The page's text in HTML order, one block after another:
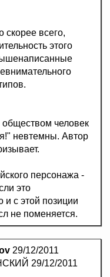
скорее всего,
этого
человек
невтемны. Автор
персонажа -
это
и с этой позиции
не поменяется.
29/12/2011
29/12/2011